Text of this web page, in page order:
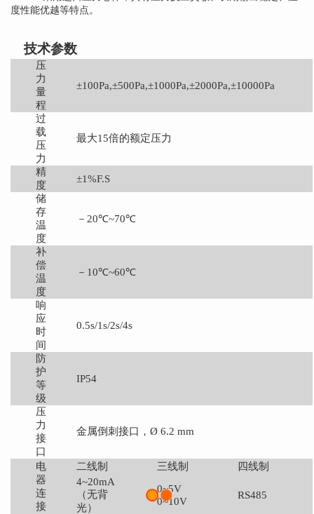
度性能优越等特点。
技术参数
压
力
量
程
±100Pa,±500Pa,±1000Pa,±2000Pa,±10000Pa
过
载
压
力
最大15倍的额定压力
精
度
±1%F.S
储
存
温
度
－ 20℃~70℃
补
偿
温
度
－ 10℃~60℃
响
应
时
间
0.5s/1s/2s/4s
防
护
等
级
IP54
压
力
接
口
金属倒刺接口， Ø 6.2 mm
电
器
连
接
二线制 三线制
四线制
4~20mA
（无背
光）
0~5V
0~10V
RS485